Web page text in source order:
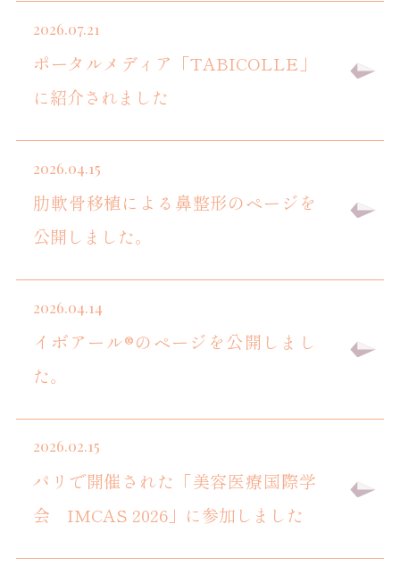
2026.07.21
ポータルメディア「TABICOLLE」
に紹介されました
2026.04.15
肋軟骨移植による鼻整形のページを
公開しました。
2026.04.14
イボアール®のページを公開しまし
た。
2026.02.15
パリで開催された「美容医療国際学
会 IMCAS 2026」に参加しました